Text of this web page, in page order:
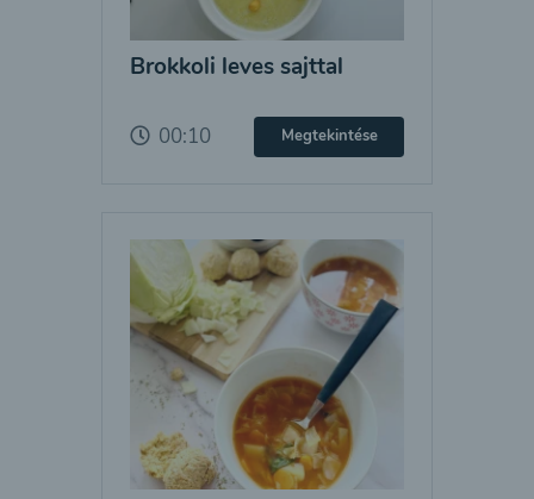
Brokkoli leves sajttal
00:10 Megtekintése